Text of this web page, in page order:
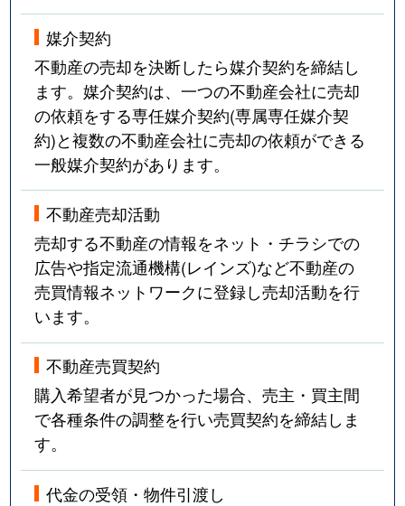
媒介契約
不動産の売却を決断したら媒介契約を締結し
ます。媒介契約は、一つの不動産会社に売却
の依頼をする専任媒介契約(専属専任媒介契
約)と複数の不動産会社に売却の依頼ができる
一般媒介契約があります。
不動産売却活動
売却する不動産の情報をネット・チラシでの
広告や指定流通機構(レインズ)など不動産の
売買情報ネットワークに登録し売却活動を行
います。
不動産売買契約
購入希望者が見つかった場合、売主・買主間
で各種条件の調整を行い売買契約を締結しま
す。
代金の受領・物件引渡し